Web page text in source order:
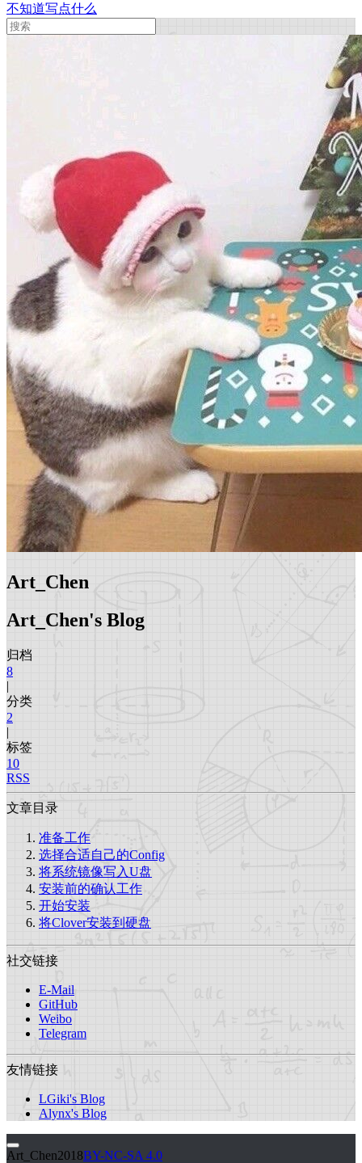
不知道写点什么
Art_Chen
Art_Chen's Blog
归档
8
|
分类
2
|
标签
10
RSS
文章目录
准备工作
选择合适自己的Config
将系统镜像写入U盘
安装前的确认工作
开始安装
将Clover安装到硬盘
社交链接
E-Mail
GitHub
Weibo
Telegram
友情链接
LGiki's Blog
Alynx's Blog
Art_Chen2018BY-NC-SA 4.0